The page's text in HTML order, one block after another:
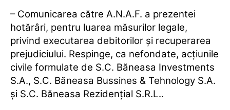
– Comunicarea către A.N.A.F. a prezentei
hotărâri, pentru luarea măsurilor legale,
privind executarea debitorilor şi recuperarea
prejudiciului. Respinge, ca nefondate, acţiunile
civile formulate de S.C. Băneasa Investments
S.A., S.C. Băneasa Bussines & Tehnology S.A.
şi S.C. Băneasa Rezidenţial S.R.L..